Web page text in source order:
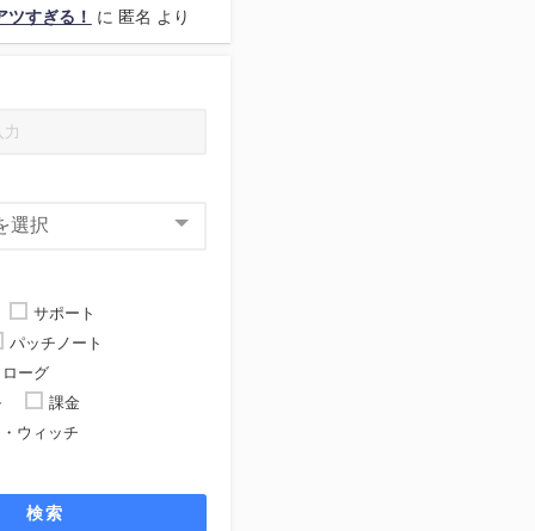
ツすぎる！
に 匿名 より
サポート
パッチノート
ローグ
課金
ウィッチ
検索